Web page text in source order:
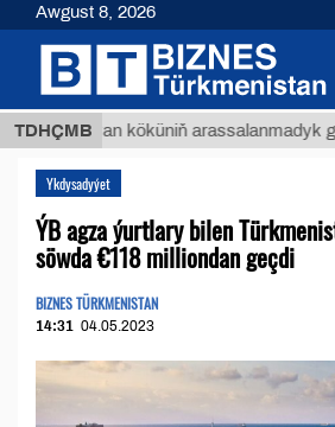
TDHÇMB
Buýan köküniň arassalanmadyk
Ykdysadyýet
ÝB agza ýurtlary bilen
söwda €118 milliondan geçdi
BIZNES TÜRKMENISTAN
14:31 04.05.2023
Awgust 8, 2026